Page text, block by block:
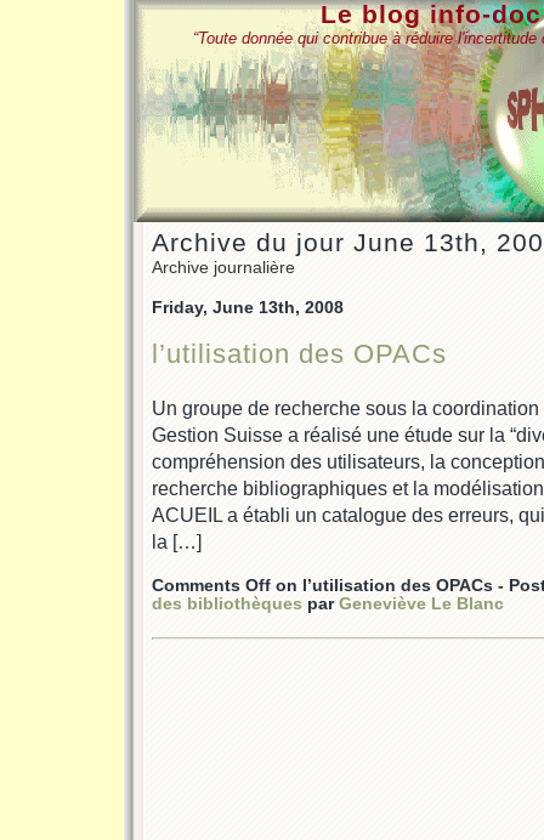
Le blog info-
“Toute donnée qui contribue à réduire
Archive du jour June 13th,
Archive journalière
Friday, June 13th, 2008
l’utilisation des OPACs
Un groupe de recherche sous la
Gestion Suisse a réalisé une étude sur la
compréhension des utilisateurs, la
recherche bibliographiques et la
ACUEIL a établi un catalogue des erreurs,
la […]
Comments Off on l’utilisation des OPACs -
des bibliothèques par Geneviève Le Blanc